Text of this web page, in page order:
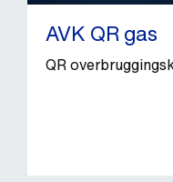
AVK QR gas
QR